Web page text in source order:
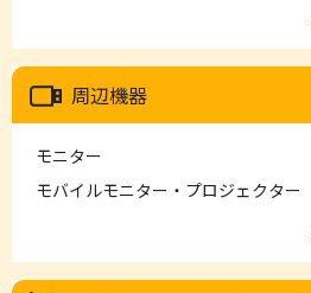
周辺機器
モニター
モバイルモニター・プロジェクター